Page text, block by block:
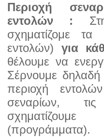
Περιοχή
εντολών :
σχηματίζομε τα
εντολών) για
θέλουμε να
Σέρνουμε δηλαδή
περιοχή
σεναρίων,
(προγράμματα).